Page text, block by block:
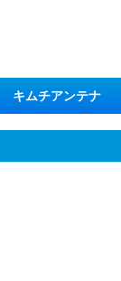
キムチアンテナ